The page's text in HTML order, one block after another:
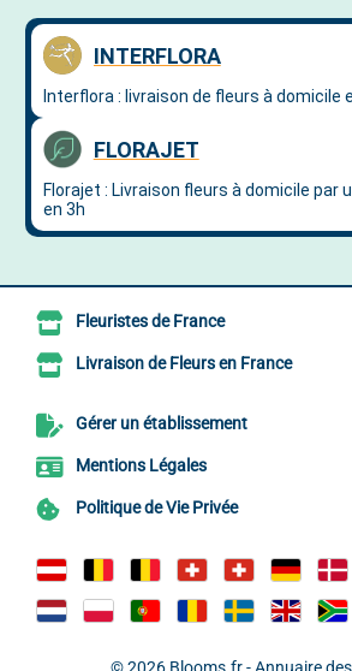
Fleuristes de France
Livraison de Fleurs en France
Gérer un établissement
Mentions Légales
Politique de Vie Privée